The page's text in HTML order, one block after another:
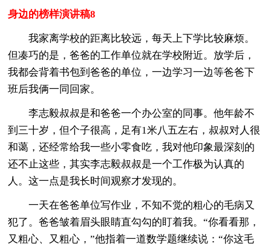
身边的榜样演讲稿8
我家离学校的距离比较远，每天上下学比较麻烦。
但凑巧的是，爸爸的工作单位就在学校附近。放学后，
我都会背着书包到爸爸的单位，一边学习一边等爸爸下
班后我俩一同回家。
李志毅叔叔是和爸爸一个办公室的同事。他年龄不
到三十岁，但个子很高，足有1米八五左右，叔叔对人很
和蔼，还经常给我一些小零食吃，我对他印象最深刻的
还不止这些，其实李志毅叔叔是一个工作极为认真的
人。这一点是我长时间观察才发现的。
一天在爸爸单位写作业，不知不觉的粗心的毛病又
犯了。爸爸皱着眉头眼睛直勾勾的盯着我。“你看看那，
又粗心、又粗心，”他指着一道数学题继续说：“你这毛